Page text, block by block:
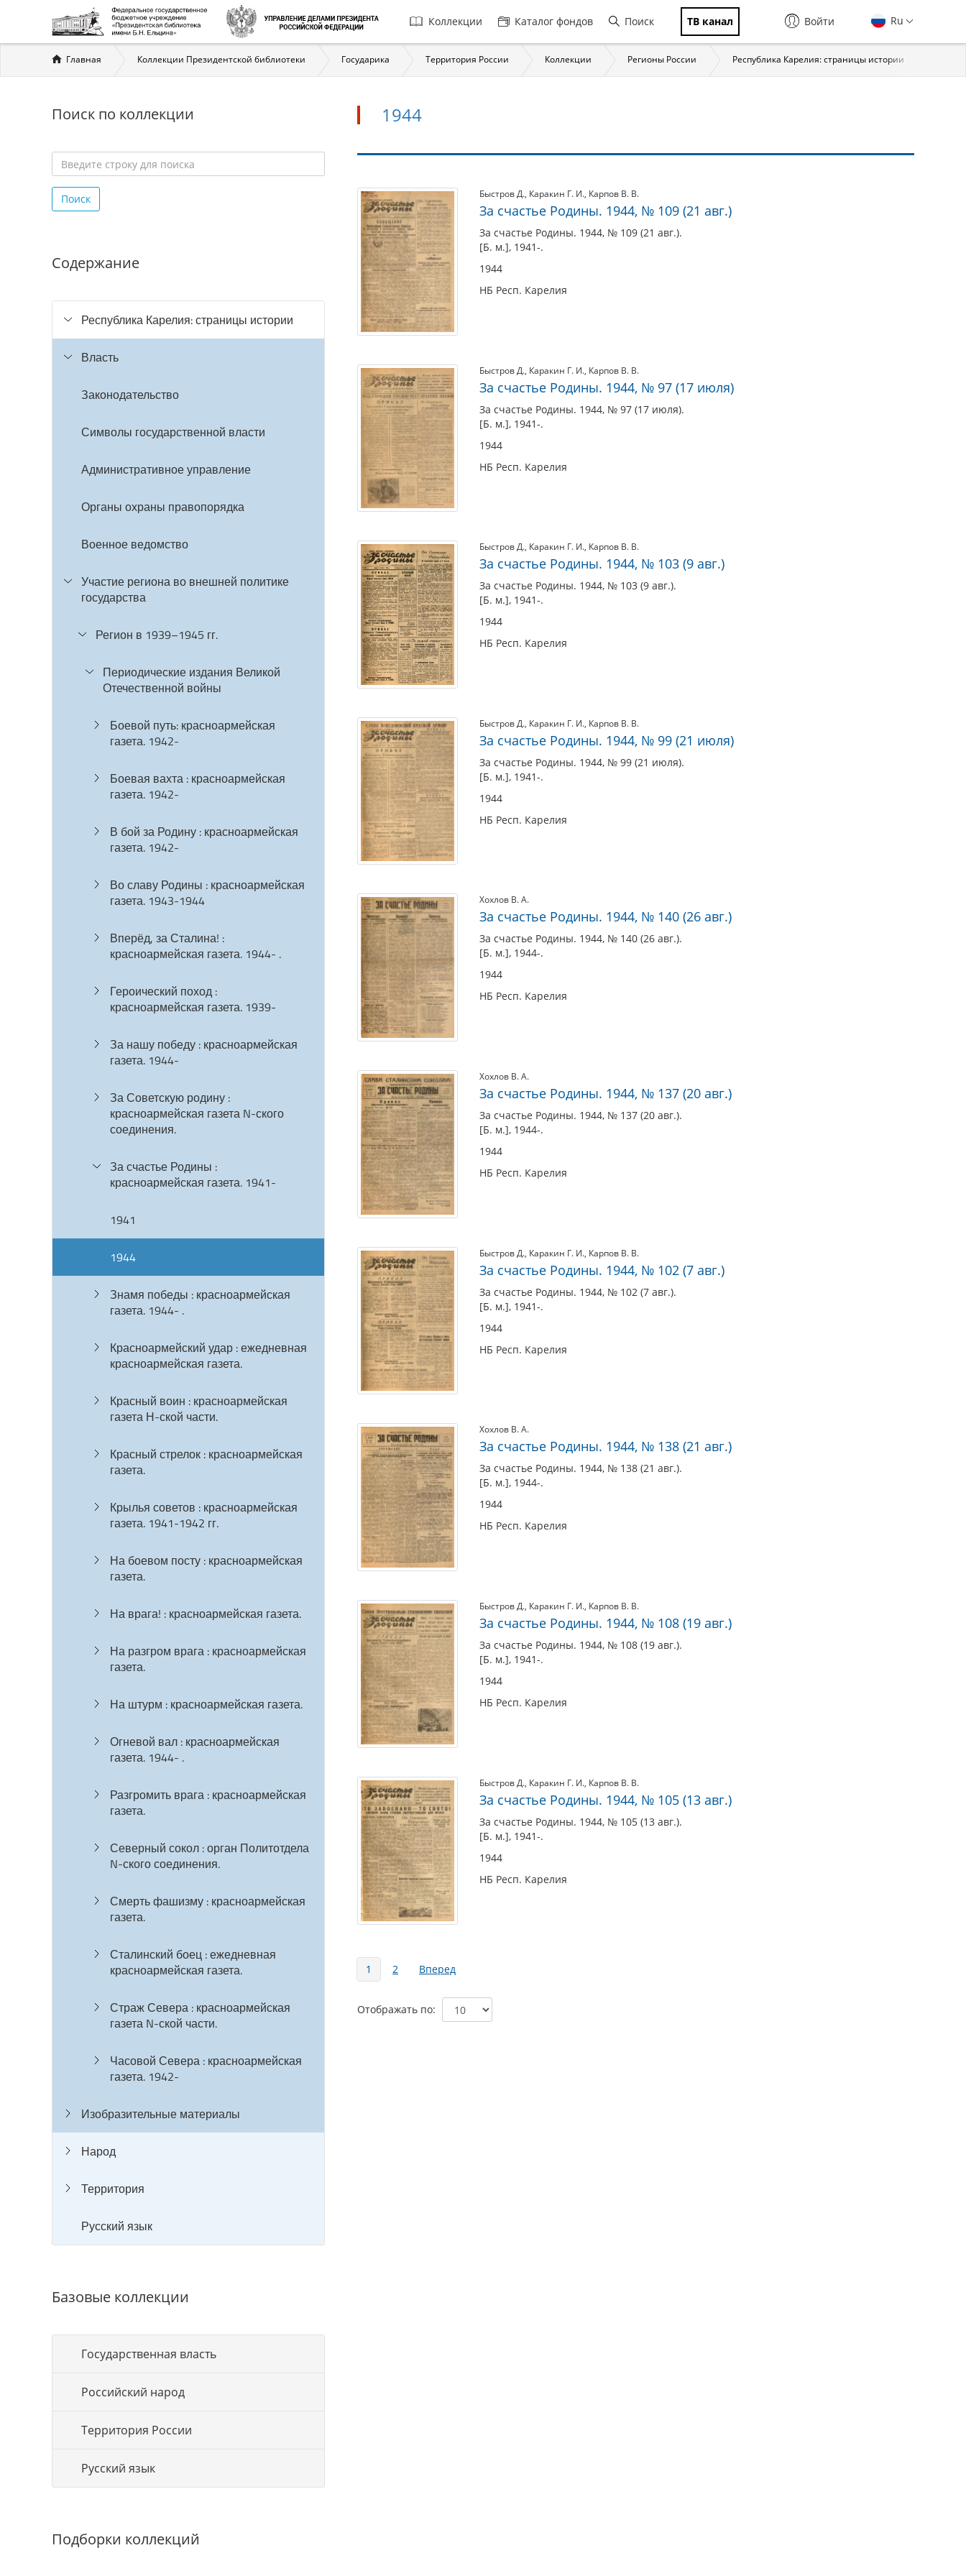
Главная
навигация
Коллекции Каталог фондов Поиск ТВ канал Ru
Войти
Вы
здесь
Главная Коллекции Президентской библиотеки Государика Территория России Коллекции Регионы России Республика Карелия: страницы истории
Поиск по коллекции
строку
для
Поиск
Содержание
Республика Карелия: страницы истории
Власть
Законодательство
Символы государственной власти
Административное управление
Органы охраны правопорядка
Военное ведомство
Участие региона во внешней политике
государства
Регион в 1939–1945 гг.
Периодические издания Великой
Отечественной войны
Боевой путь: красноармейская
газета. 1942-
Боевая вахта : красноармейская
газета. 1942-
В бой за Родину : красноармейская
газета. 1942-
Во славу Родины : красноармейская
газета. 1943-1944
Вперёд, за Сталина! :
красноармейская газета. 1944- .
Героический поход :
красноармейская газета. 1939-
За нашу победу : красноармейская
газета. 1944-
За Советскую родину :
красноармейская газета N-ского
соединения.
За счастье Родины :
красноармейская газета. 1941-
1941
1944
Знамя победы : красноармейская
газета. 1944- .
Красноармейский удар : ежедневная
красноармейская газета.
Красный воин : красноармейская
газета Н-ской части.
Красный стрелок : красноармейская
газета.
Крылья советов : красноармейская
газета. 1941-1942 гг.
На боевом посту : красноармейская
газета.
На врага! : красноармейская газета.
На разгром врага : красноармейская
газета.
На штурм : красноармейская газета.
Огневой вал : красноармейская
газета. 1944- .
Разгромить врага : красноармейская
газета.
Северный сокол : орган Политотдела
N-ского соединения.
Смерть фашизму : красноармейская
газета.
Сталинский боец : ежедневная
красноармейская газета.
Страж Севера : красноармейская
газета N-ской части.
Часовой Севера : красноармейская
газета. 1942-
Изобразительные материалы
Народ
Территория
Русский язык
Базовые коллекции
Государственная власть
Российский народ
Территория России
Русский язык
Подборки коллекций
1944
1944 Быстров Д., Каракин Г. И., Карпов В. В.
За счастье Родины. 1944, № 109 (21 авг.)
За счастье Родины. 1944, № 109 (21 авг.).
[Б. м.], 1941-.
1944
НБ Респ. Карелия
Быстров Д., Каракин Г. И., Карпов В. В.
За счастье Родины. 1944, № 97 (17 июля)
За счастье Родины. 1944, № 97 (17 июля).
[Б. м.], 1941-.
1944
НБ Респ. Карелия
Быстров Д., Каракин Г. И., Карпов В. В.
За счастье Родины. 1944, № 103 (9 авг.)
За счастье Родины. 1944, № 103 (9 авг.).
[Б. м.], 1941-.
1944
НБ Респ. Карелия
Быстров Д., Каракин Г. И., Карпов В. В.
За счастье Родины. 1944, № 99 (21 июля)
За счастье Родины. 1944, № 99 (21 июля).
[Б. м.], 1941-.
1944
НБ Респ. Карелия
Хохлов В. А.
За счастье Родины. 1944, № 140 (26 авг.)
За счастье Родины. 1944, № 140 (26 авг.).
[Б. м.], 1944-.
1944
НБ Респ. Карелия
Хохлов В. А.
За счастье Родины. 1944, № 137 (20 авг.)
За счастье Родины. 1944, № 137 (20 авг.).
[Б. м.], 1944-.
1944
НБ Респ. Карелия
Быстров Д., Каракин Г. И., Карпов В. В.
За счастье Родины. 1944, № 102 (7 авг.)
За счастье Родины. 1944, № 102 (7 авг.).
[Б. м.], 1941-.
1944
НБ Респ. Карелия
Хохлов В. А.
За счастье Родины. 1944, № 138 (21 авг.)
За счастье Родины. 1944, № 138 (21 авг.).
[Б. м.], 1944-.
1944
НБ Респ. Карелия
Быстров Д., Каракин Г. И., Карпов В. В.
За счастье Родины. 1944, № 108 (19 авг.)
За счастье Родины. 1944, № 108 (19 авг.).
[Б. м.], 1941-.
1944
НБ Респ. Карелия
Быстров Д., Каракин Г. И., Карпов В. В.
За счастье Родины. 1944, № 105 (13 авг.)
За счастье Родины. 1944, № 105 (13 авг.).
[Б. м.], 1941-.
1944
НБ Респ. Карелия
Страницы
1 2 Вперед
Отображать по